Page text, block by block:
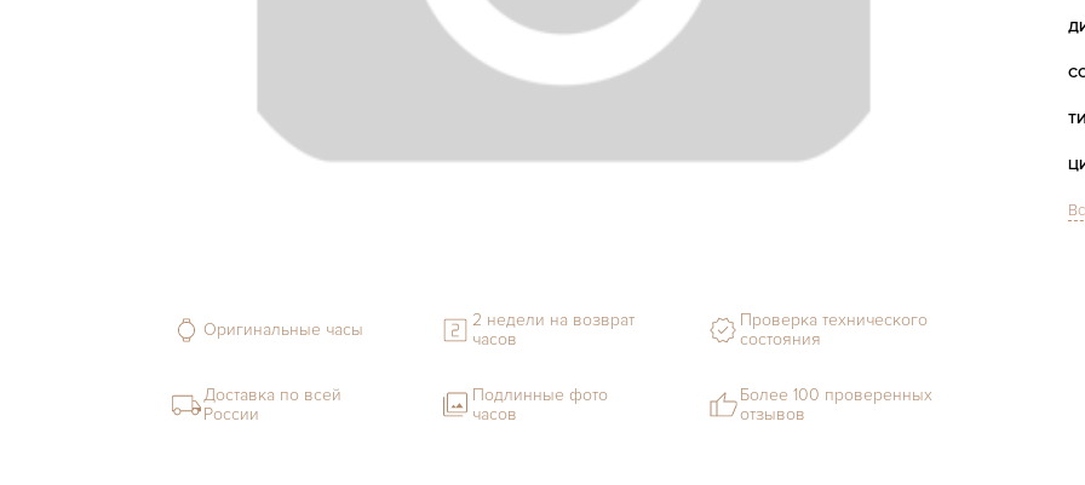
Оригинальные часы
2 недели на возврат
часов
Проверка технического
состояния
Доставка по всей
России
Подлинные фото
часов
Более 100 проверенных
отзывов